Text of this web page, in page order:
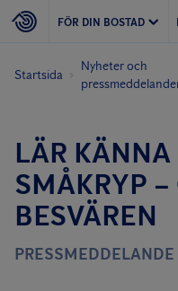
FÖR DIN BOSTAD
Startsida
Nyheter och
LÄR
SMÅKRYP
BESVÄREN
PRESSMEDDELANDE